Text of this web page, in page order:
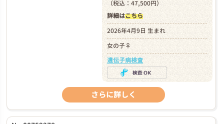
（税込：47,500円）
詳細はこちら
2026年4月9日 生まれ
女の子♀
遺伝子病検査
さらに詳しく